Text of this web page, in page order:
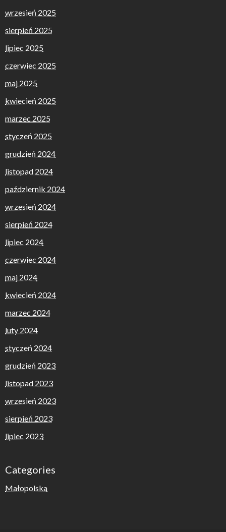
wrzesień 2025
sierpień 2025
lipiec 2025
czerwiec 2025
maj 2025
kwiecień 2025
marzec 2025
styczeń 2025
grudzień 2024
listopad 2024
październik 2024
wrzesień 2024
sierpień 2024
lipiec 2024
czerwiec 2024
maj 2024
kwiecień 2024
marzec 2024
luty 2024
styczeń 2024
grudzień 2023
listopad 2023
wrzesień 2023
sierpień 2023
lipiec 2023
Categories
Małopolska